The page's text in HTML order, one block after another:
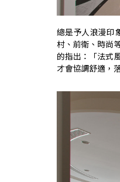
總是予人浪漫印
村、前衛、時尚
的指出：「法式
才會協調舒適，